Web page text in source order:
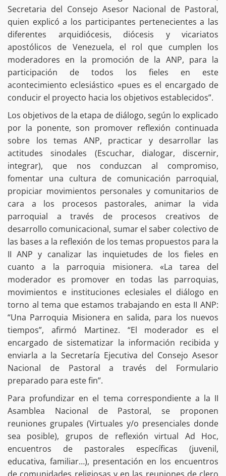
Secretaria del Consejo Asesor Nacional de Pastoral,
quien explicó a los participantes pertenecientes a las
diferentes arquidiócesis, diócesis y vicariatos
apostólicos de Venezuela, el rol que cumplen los
moderadores en la promoción de la ANP, para la
participación de todos los fieles en este
acontecimiento eclesiástico «pues es el encargado de
conducir el proyecto hacia los objetivos establecidos”.
Los objetivos de la etapa de diálogo, según lo explicado
por la ponente, son promover reflexión continuada
sobre los temas ANP, practicar y desarrollar las
actitudes sinodales (Escuchar, dialogar, discernir,
integrar), que nos conduzcan al compromiso,
fomentar una cultura de comunicación parroquial,
propiciar movimientos personales y comunitarios de
cara a los procesos pastorales, animar la vida
parroquial a través de procesos creativos de
desarrollo comunicacional, sumar el saber colectivo de
las bases a la reflexión de los temas propuestos para la
II ANP y canalizar las inquietudes de los fieles en
cuanto a la parroquia misionera. «La tarea del
moderador es promover en todas las parroquias,
movimientos e instituciones eclesiales el diálogo en
torno al tema que estamos trabajando en esta II ANP:
“Una Parroquia Misionera en salida, para los nuevos
tiempos”, afirmó Martinez. “El moderador es el
encargado de sistematizar la información recibida y
enviarla a la Secretaría Ejecutiva del Consejo Asesor
Nacional de Pastoral a través del Formulario
preparado para este fin”.
Para profundizar en el tema correspondiente a la II
Asamblea Nacional de Pastoral, se proponen
reuniones grupales (Virtuales y/o presenciales donde
sea posible), grupos de reflexión virtual Ad Hoc,
encuentros de pastorales específicas (juvenil,
educativa, familiar…), presentación en los encuentros